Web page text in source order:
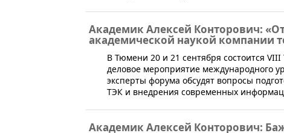
Академик Алексей Конторович:
академической наукой компании
​В Тюмени 20 и 21 сентября состоится
деловое мероприятие международного
эксперты форума обсудят вопросы
ТЭК и внедрения современных
Академик Алексей Конторович: